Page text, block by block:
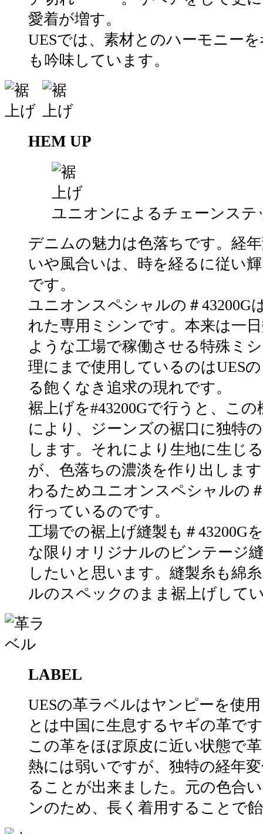
愛着が増す。
UESでは、素材とのハーモニー
も吟味しています。
HEM UP
ユニオンによるチェーンステ
デニムの魅力は色落ちです。経
いや風合いは、時を経るに従い
です。
ユニオンスペシャルの＃43200G
れた専用ミシンです。本来は一
ような工場で稼働させる特殊ミ
理にまで使用しているのはUES
る飽くなき追求の現れです。
裾上げを#43200Gで行うと、こ
により、ジーンズの裾口に独特
します。それにより生地に生じ
が、色落ちの濃淡を作り出しま
わるためユニオンスペシャルの
行っているのです。
工場での裾上げ縫製も＃43200G
な限りオリジナルのビンテージ
したいと思います。縫製糸も綿
ルのスペックのまま裾上げして
LABEL
UESの革ラベルはヤンピーを使
とは中国に生息するヤギの革で
この革をほぼ原皮に近い状態で
熱には弱いですが、独特の経年
ることが出来ました。元の色合
ンのため、長く着用することで